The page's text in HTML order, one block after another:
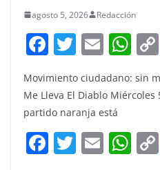
agosto 5, 2026 Redacción
F
a
c
e
b
o
T
w
itt
er
E
m
ai
l
W
h
at
A
p
Movimiento ciudadano: sin
Me Lleva El Diablo Miércoles
partido naranja está
F T E W